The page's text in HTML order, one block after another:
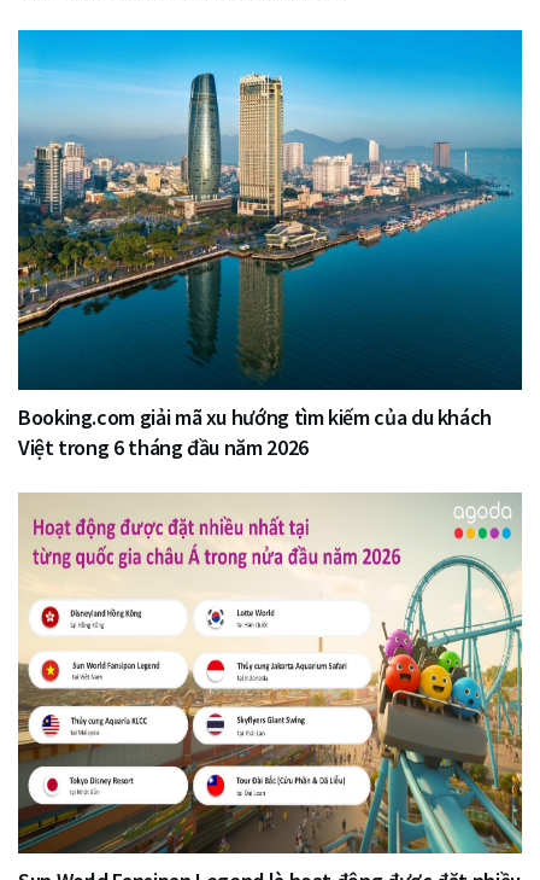
Booking.com giải mã xu hướng tìm kiếm của du khách
Việt trong 6 tháng đầu năm 2026